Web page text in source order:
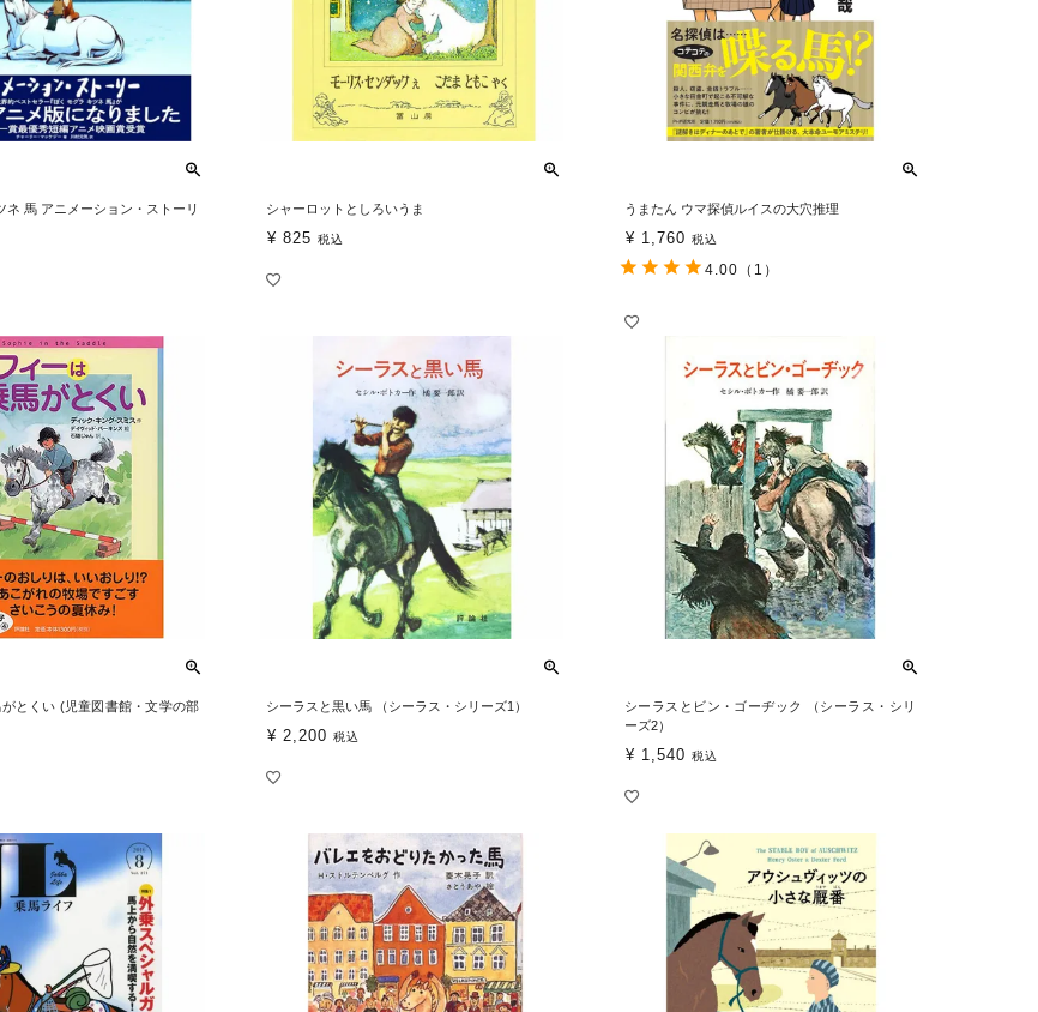
ネ 馬 アニメーション・ストーリ
シャーロットとしろいうま
¥ 825 税込
うまたん ウマ探偵ルイスの大穴推理
¥ 1,760 税込
4.00 （1）
とくい (児童図書館・文学の部
シーラスと黒い馬 （シーラス・シリーズ1）
¥ 2,200 税込
シーラスとビン・ゴーヂック （シーラス・シリ
ーズ2）
¥ 1,540 税込